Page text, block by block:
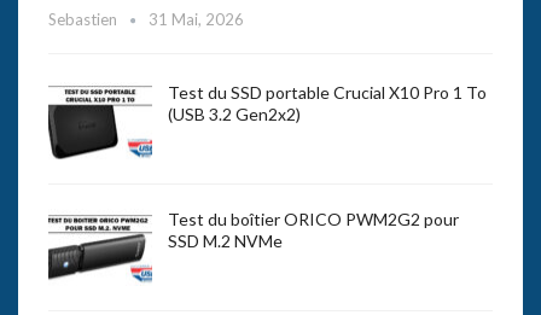
Sebastien 31 Mai, 2026
Test du SSD portable Crucial X10 Pro 1 To
(USB 3.2 Gen2x2)
Test du boîtier ORICO PWM2G2 pour
SSD M.2 NVMe